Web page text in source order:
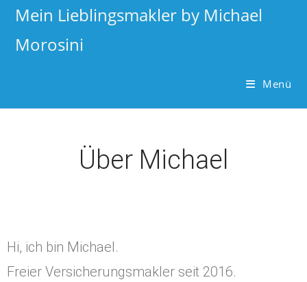
Mein Lieblingsmakler by Michael
Morosini
Menü
Über Michael
Hi, ich bin Michael.
Freier Versicherungsmakler seit 2016.